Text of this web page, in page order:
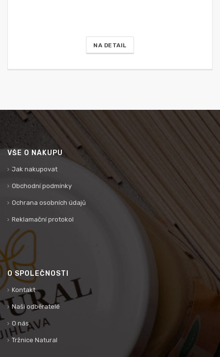
NA DETAIL
VŠE O NÁKUPU
Jak nakupovat
Obchodní podmínky
Ochrana osobních údajů
Reklamační protokol
O SPOLEČNOSTI
Kontakt
Naši odběratelé
O nás
Tržnice Natural